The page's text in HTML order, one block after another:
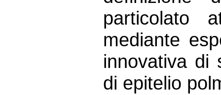
particolato
mediante
innovativa di
di epitelio